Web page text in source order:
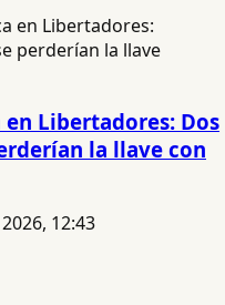
Libertadores: Dos
la llave con
12:43